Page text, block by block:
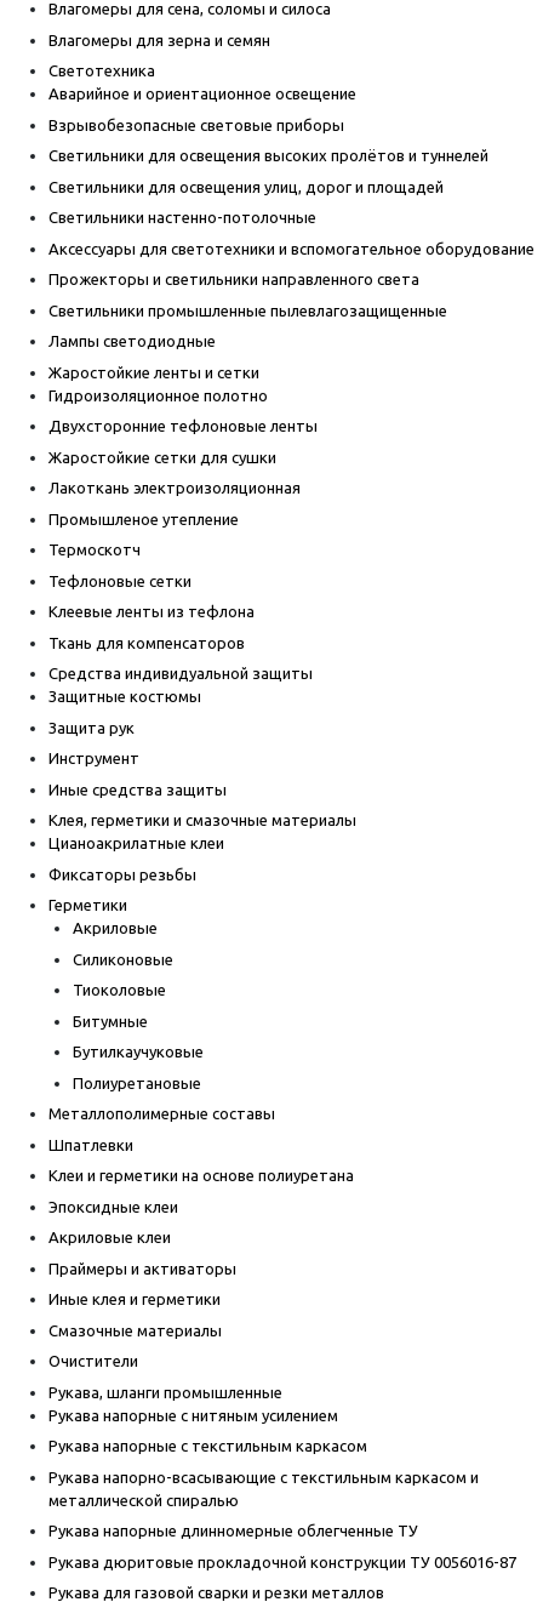
Влагомеры для сена, соломы и силоса
Влагомеры для зерна и семян
Светотехника
Аварийное и ориентационное освещение
Взрывобезопасные световые приборы
Светильники для освещения высоких пролётов и туннелей
Светильники для освещения улиц, дорог и площадей
Светильники настенно-потолочные
Аксессуары для светотехники и вспомогательное оборудование
Прожекторы и светильники направленного света
Светильники промышленные пылевлагозащищенные
Лампы светодиодные
Жаростойкие ленты и сетки
Гидроизоляционное полотно
Двухсторонние тефлоновые ленты
Жаростойкие сетки для сушки
Лакоткань электроизоляционная
Промышленое утепление
Термоскотч
Тефлоновые сетки
Клеевые ленты из тефлона
Ткань для компенсаторов
Средства индивидуальной защиты
Защитные костюмы
Защита рук
Инструмент
Иные средства защиты
Клея, герметики и смазочные материалы
Цианоакрилатные клеи
Фиксаторы резьбы
Герметики
Акриловые
Силиконовые
Тиоколовые
Битумные
Бутилкаучуковые
Полиуретановые
Металлополимерные составы
Шпатлевки
Клеи и герметики на основе полиуретана
Эпоксидные клеи
Акриловые клеи
Праймеры и активаторы
Иные клея и герметики
Смазочные материалы
Очистители
Рукава, шланги промышленные
Рукава напорные с нитяным усилением
Рукава напорные с текстильным каркасом
Рукава напорно-всасывающие с текстильным каркасом и
металлической спиралью
Рукава напорные длинномерные облегченные ТУ
Рукава дюритовые прокладочной конструкции ТУ 0056016-87
Рукава для газовой сварки и резки металлов